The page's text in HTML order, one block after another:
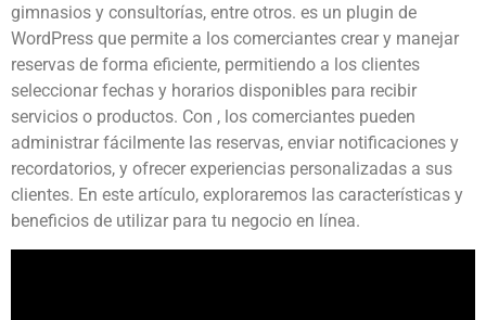
gimnasios y consultorías, entre otros. es un plugin de
WordPress que permite a los comerciantes crear y manejar
reservas de forma eficiente, permitiendo a los clientes
seleccionar fechas y horarios disponibles para recibir
servicios o productos. Con , los comerciantes pueden
administrar fácilmente las reservas, enviar notificaciones y
recordatorios, y ofrecer experiencias personalizadas a sus
clientes. En este artículo, exploraremos las características y
beneficios de utilizar para tu negocio en línea.